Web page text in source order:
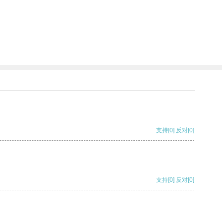
支持[0] 反对[0]
支持[0] 反对[0]